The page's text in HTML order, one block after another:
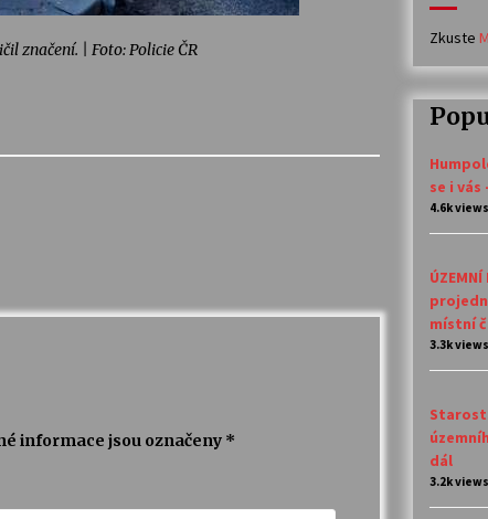
značení.
| Foto: Policie ČR
informace jsou označeny *
Zkuste
se i vás
4.6k views
místní
3.3k views
dál
3.2k views